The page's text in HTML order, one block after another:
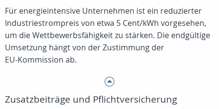
Für energieintensive Unternehmen ist ein reduzierter
Industriestrompreis von etwa 5 Cent/kWh vorgesehen,
um die Wettbewerbsfähigkeit zu stärken. Die endgültige
Umsetzung hängt von der Zustimmung der
EU‑Kommission ab.
Zusatzbeiträge und Pflichtversicherung